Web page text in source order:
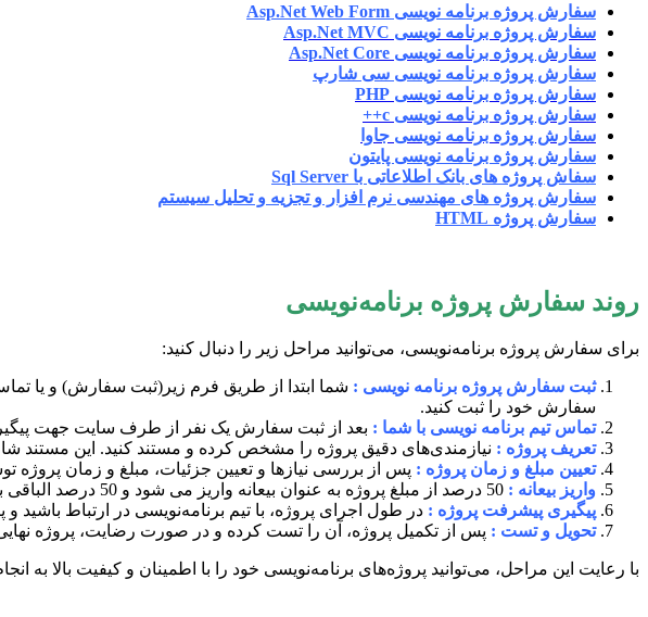
سفارش پروژه برنامه نویسی Asp.Net Web Form
سفارش پروژه برنامه نویسی Asp.Net MVC
سفارش پروژه برنامه نویسی Asp.Net Core
سفارش پروژه برنامه نویسی سی شارپ
سفارش پروژه برنامه نویسی PHP
سفارش پروژه برنامه نویسی c++
سفارش پروژه برنامه نویسی جاوا
سفارش پروژه برنامه نویسی پایتون
سفاش پروژه های بانک اطلاعاتی با Sql Server
سفارش پروژه های مهندسی نرم افزار و تجزیه و تحلیل سیستم
سفارش پروژه HTML
روند سفارش پروژه برنامه‌نویسی
برای سفارش پروژه برنامه‌نویسی، می‌توانید مراحل زیر را دنبال کنید:
ثبت سفارش پروژه برنامه نویسی :
سفارش خود را ثبت کنید.
تماس تیم برنامه نویسی با شما : بعد از ثبت سفارش یک نفر از طرف سایت جهت
تعریف پروژه : نیازمندی‌های دقیق پروژه را مشخص کرده و مستند کنید. این مستند
تعیین مبلغ و زمان پروژه : پس از بررسی نیازها و تعیین جزئیات، مبلغ و زمان
واریز بیعانه :
پیگیری پیشرفت پروژه : در طول اجرای پروژه، با تیم برنامه‌نویسی در ارتباط باشید
تحویل و تست : پس از تکمیل پروژه، آن را تست کرده و در صورت رضایت، پروژه نهایی
با رعایت این مراحل، می‌توانید پروژه‌های برنامه‌نویسی خود را با اطمینان و کیفیت بالا به